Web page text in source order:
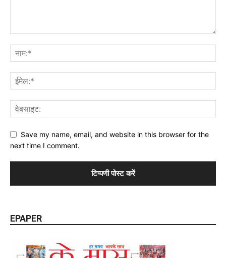
Save my name, email, and website in this browser for the
next time I comment.
EPAPER